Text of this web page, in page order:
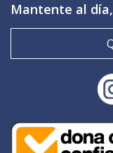
Mantente al